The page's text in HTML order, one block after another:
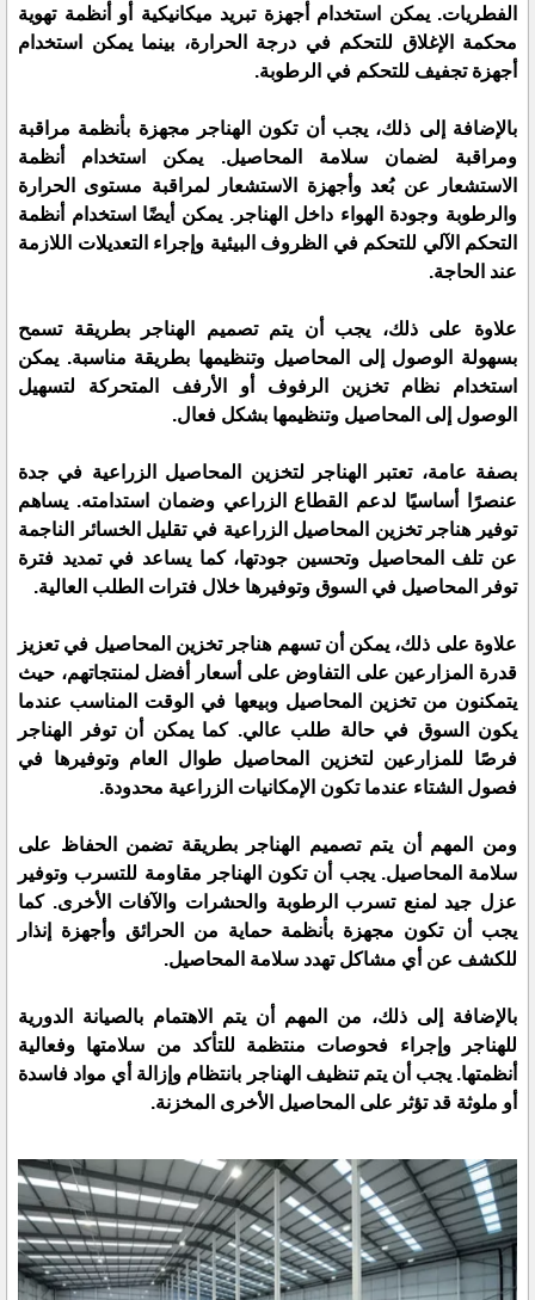
الفطريات. يمكن استخدام أجهزة تبريد ميكانيكية أو أنظمة تهوية
محكمة الإغلاق للتحكم في درجة الحرارة، بينما يمكن استخدام
أجهزة تجفيف للتحكم في الرطوبة.
بالإضافة إلى ذلك، يجب أن تكون الهناجر مجهزة بأنظمة مراقبة
ومراقبة لضمان سلامة المحاصيل. يمكن استخدام أنظمة
الاستشعار عن بُعد وأجهزة الاستشعار لمراقبة مستوى الحرارة
والرطوبة وجودة الهواء داخل الهناجر. يمكن أيضًا استخدام أنظمة
التحكم الآلي للتحكم في الظروف البيئية وإجراء التعديلات اللازمة
عند الحاجة.
علاوة على ذلك، يجب أن يتم تصميم الهناجر بطريقة تسمح
بسهولة الوصول إلى المحاصيل وتنظيمها بطريقة مناسبة. يمكن
استخدام نظام تخزين الرفوف أو الأرفف المتحركة لتسهيل
الوصول إلى المحاصيل وتنظيمها بشكل فعال.
بصفة عامة، تعتبر الهناجر لتخزين المحاصيل الزراعية في جدة
عنصرًا أساسيًا لدعم القطاع الزراعي وضمان استدامته. يساهم
توفير هناجر تخزين المحاصيل الزراعية في تقليل الخسائر الناجمة
عن تلف المحاصيل وتحسين جودتها، كما يساعد في تمديد فترة
توفر المحاصيل في السوق وتوفيرها خلال فترات الطلب العالية.
علاوة على ذلك، يمكن أن تسهم هناجر تخزين المحاصيل في تعزيز
قدرة المزارعين على التفاوض على أسعار أفضل لمنتجاتهم، حيث
يتمكنون من تخزين المحاصيل وبيعها في الوقت المناسب عندما
يكون السوق في حالة طلب عالي. كما يمكن أن توفر الهناجر
فرصًا للمزارعين لتخزين المحاصيل طوال العام وتوفيرها في
فصول الشتاء عندما تكون الإمكانيات الزراعية محدودة.
ومن المهم أن يتم تصميم الهناجر بطريقة تضمن الحفاظ على
سلامة المحاصيل. يجب أن تكون الهناجر مقاومة للتسرب وتوفير
عزل جيد لمنع تسرب الرطوبة والحشرات والآفات الأخرى. كما
يجب أن تكون مجهزة بأنظمة حماية من الحرائق وأجهزة إنذار
للكشف عن أي مشاكل تهدد سلامة المحاصيل.
بالإضافة إلى ذلك، من المهم أن يتم الاهتمام بالصيانة الدورية
للهناجر وإجراء فحوصات منتظمة للتأكد من سلامتها وفعالية
أنظمتها. يجب أن يتم تنظيف الهناجر بانتظام وإزالة أي مواد فاسدة
أو ملوثة قد تؤثر على المحاصيل الأخرى المخزنة.